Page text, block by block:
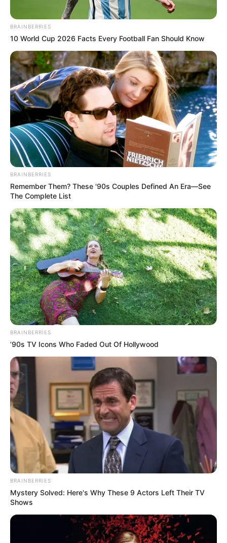
นักเขียน
อ.มิก พชร ทูตเทวะ
เนื้อหาที่ได้รับการโปรโมต
Why this ordinary drink is the secret to feeling your
best every day
CTA LOVE
BRAINBERRIES
10 World Cup 2026 Facts Every Football Fan Should Know
BRAINBERRIES
Remember Them? These '90s Couples Defined An Era—See
The Complete List
BRAINBERRIES
’90s TV Icons Who Faded Out Of Hollywood
BRAINBERRIES
Mystery Solved: Here's Why These 9 Actors Left Their TV
Shows